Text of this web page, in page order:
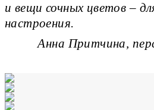
и вещи сочных цветов –
настроения.
Анна Притчина,